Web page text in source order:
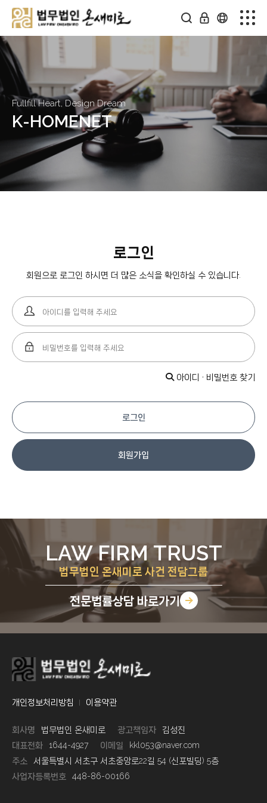
Fullfill Heart, Design Dream
K-HOMENET
로그인
회원으로 로그인 하시면 더 많은 소식을 확인하실 수 있습니다.
아이디 · 비밀번호 찾기
로그인
회원가입
LAW FIRM TRUST
법무법인 온새미로 사건 전담그룹
전문법률상담 바로가기
개인정보처리방침 이용약관
회사명 법무법인 온새미로 광고책임자
김성진
대표전화
1644-4927 이메일
kkl053@naver.com
주소
서울특별시 서초구 서초중앙로22길 54 (신포빌딩) 5층
사업자등록번호
448-86-00166